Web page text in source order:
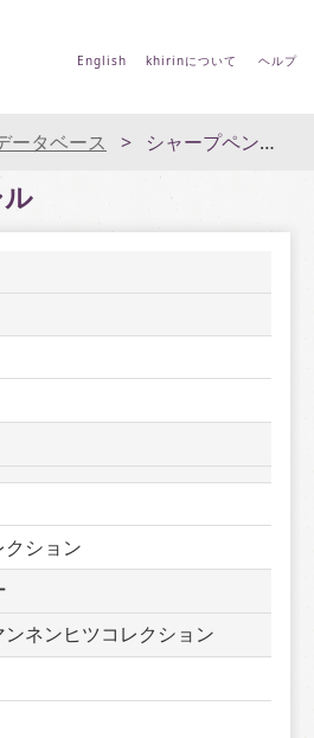
English khirinについて ヘルプ
ータベース シャープペンシル
ション
ネンヒツコレクション